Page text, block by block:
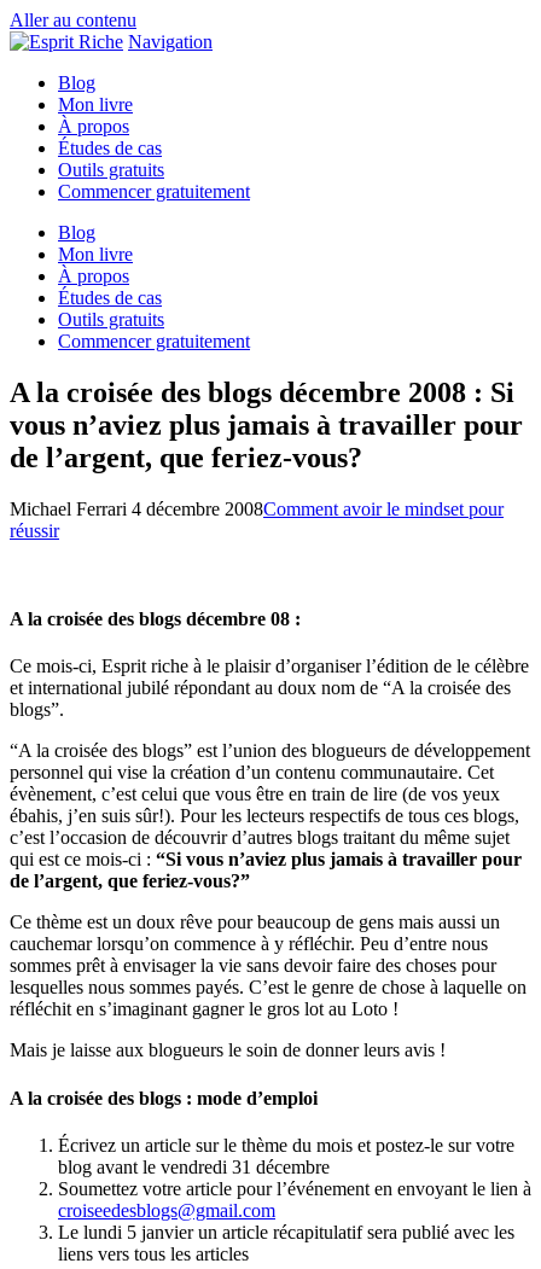
Aller au contenu
Navigation
Blog
Mon livre
À propos
Études de cas
Outils gratuits
Commencer gratuitement
Blog
Mon livre
À propos
Études de cas
Outils gratuits
Commencer gratuitement
A la croisée des blogs décembre 2008 : Si
vous n’aviez plus jamais à travailler pour
de l’argent, que feriez-vous?
Michael Ferrari 4 décembre 2008Comment avoir le mindset pour
réussir
A la croisée des blogs décembre 08 :
Ce mois-ci, Esprit riche à le plaisir d’organiser l’édition de le célèbre
et international jubilé répondant au doux nom de “A la croisée des
blogs”.
“A la croisée des blogs” est l’union des blogueurs de développement
personnel qui vise la création d’un contenu communautaire. Cet
évènement, c’est celui que vous être en train de lire (de vos yeux
ébahis, j’en suis sûr!). Pour les lecteurs respectifs de tous ces blogs,
c’est l’occasion de découvrir d’autres blogs traitant du même sujet
qui est ce mois-ci : “Si vous n’aviez plus jamais à travailler pour
de l’argent, que feriez-vous?”
Ce thème est un doux rêve pour beaucoup de gens mais aussi un
cauchemar lorsqu’on commence à y réfléchir. Peu d’entre nous
sommes prêt à envisager la vie sans devoir faire des choses pour
lesquelles nous sommes payés. C’est le genre de chose à laquelle on
réfléchit en s’imaginant gagner le gros lot au Loto !
Mais je laisse aux blogueurs le soin de donner leurs avis !
A la croisée des blogs : mode d’emploi
Écrivez un article sur le thème du mois et postez-le sur votre
blog avant le vendredi 31 décembre
Soumettez votre article pour l’événement en envoyant le lien à
croiseedesblogs@gmail.com
Le lundi 5 janvier un article récapitulatif sera publié avec les
liens vers tous les articles